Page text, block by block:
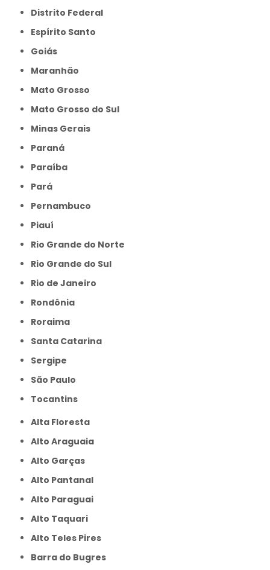
Distrito Federal
Espírito Santo
Goiás
Maranhão
Mato Grosso
Mato Grosso do Sul
Minas Gerais
Paraná
Paraíba
Pará
Pernambuco
Piauí
Rio Grande do Norte
Rio Grande do Sul
Rio de Janeiro
Rondônia
Roraima
Santa Catarina
Sergipe
São Paulo
Tocantins
Alta Floresta
Alto Araguaia
Alto Garças
Alto Pantanal
Alto Paraguai
Alto Taquari
Alto Teles Pires
Barra do Bugres